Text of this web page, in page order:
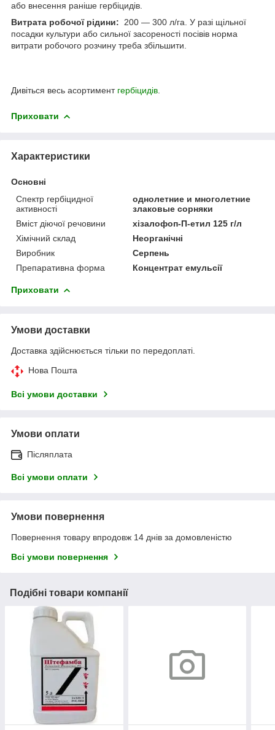
або внесення раніше гербіцидів.
Витрата робочої рідини:
200 ― 300 л/га. У разі щільної
посадки культури або сильної засореності посівів норма
витрати робочого розчину треба збільшити.
Дивіться весь асортимент гербіцидів
Приховати
Характеристики
Основні
Спектр гербіцидної
активності
однолетние и многолетние
злаковые сорняки
Вміст діючої речовини
хізалофоп-П-етил 125 г/л
Хімічний склад
Неорганічні
Виробник
Серпень
Препаративна форма
Концентрат емульсії
Приховати
Умови доставки
Доставка здійснюється тільки по передоплаті.
Нова Пошта
Всі умови доставки
Умови оплати
Післяплата
Всі умови оплати
Умови повернення
Повернення товару впродовж 14 днів за домовленістю
Всі умови повернення
Подібні товари компанії